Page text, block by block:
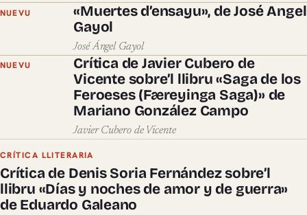
NUEVU
«Muertes d’ensayu», de José Angel
Gayol
José Ángel Gayol
NUEVU
Crítica de Javier Cubero de
Vicente sobre’l llibru «Saga de los
Feroeses (Færeyinga Saga)» de
Mariano González Campo
Javier Cubero de Vicente
CRÍTICA LLITERARIA
Crítica de Denis Soria Fernández sobre’l
llibru «Días y noches de amor y de guerra»
de Eduardo Galeano